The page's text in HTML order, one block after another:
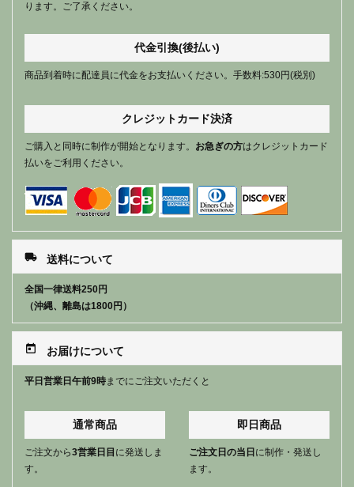
ります。ご了承ください。
代金引換(後払い)
商品到着時に配達員に代金をお支払いください。手数料:530円(税別)
クレジットカード決済
ご購入と同時に制作が開始となります。 お急ぎの方はクレジットカード
払いをご利用ください。
local_shipping 送料について
全国一律送料250円
（沖縄、離島は1800円）
today お届けについて
平日営業日午前9時までにご注文いただくと
通常商品
ご注文から3営業日目 に発送しま
す。
即日商品
ご注文日の当日 に制作・発送し
ます。